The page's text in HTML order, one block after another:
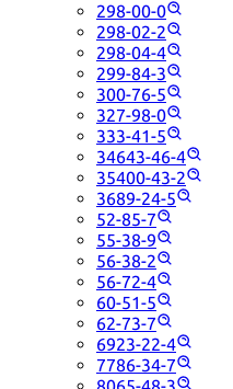
298-00-0
298-02-2
298-04-4
299-84-3
300-76-5
327-98-0
333-41-5
34643-46-4
35400-43-2
3689-24-5
52-85-7
55-38-9
56-38-2
56-72-4
60-51-5
62-73-7
6923-22-4
7786-34-7